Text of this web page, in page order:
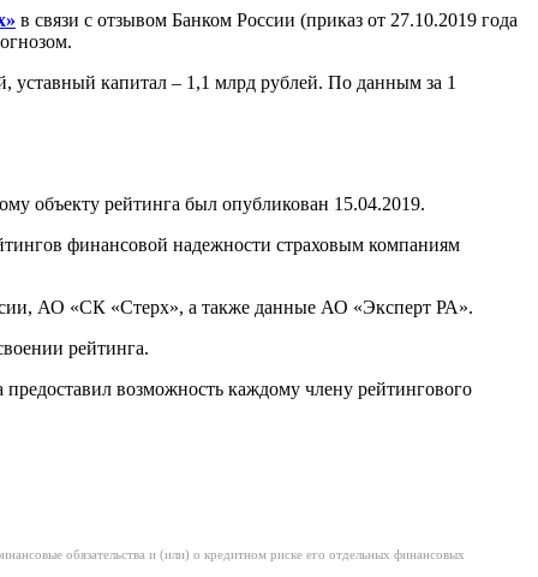
в связи с отзывом Банком России (приказ от 27.10.2019 года
уставный капитал – 1,1 млрд рублей. По данным за 1
объекту рейтинга был опубликован 15.04.2019.
финансовой надежности страховым компаниям
АО «СК «Стерх», а также данные АО «Эксперт РА».
рейтинга.
возможность каждому члену рейтингового
обязательства и (или) о кредитном риске его отдельных финансовых